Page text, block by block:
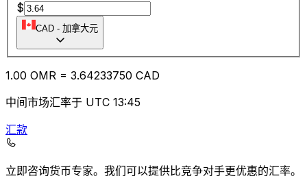
$
CAD - 加拿大元
1.00 OMR = 3.64233750 CAD
中间市场汇率于 UTC 13:45
汇款
立即咨询货币专家。 我们可以提供比竞争对手更优惠的汇率。